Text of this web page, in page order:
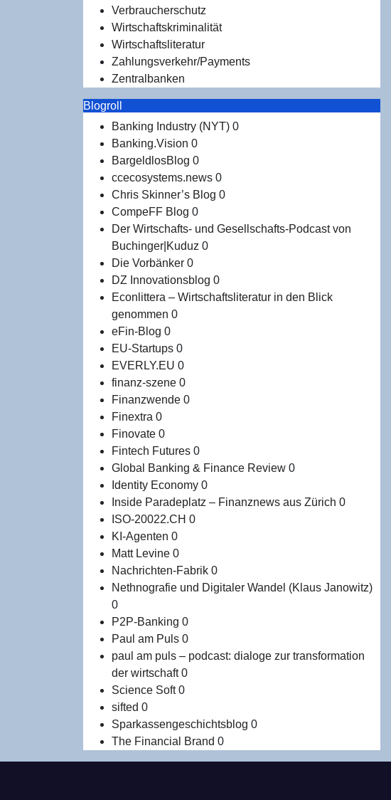
Verbraucherschutz
Wirtschaftskriminalität
Wirtschaftsliteratur
Zahlungsverkehr/Payments
Zentralbanken
Blogroll
Banking Industry (NYT) 0
Banking.Vision 0
BargeldlosBlog 0
ccecosystems.news 0
Chris Skinner’s Blog 0
CompeFF Blog 0
Der Wirtschafts- und Gesellschafts-Podcast von
Buchinger|Kuduz 0
Die Vorbänker 0
DZ Innovationsblog 0
Econlittera – Wirtschaftsliteratur in den Blick
genommen 0
eFin-Blog 0
EU-Startups 0
EVERLY.EU 0
finanz-szene 0
Finanzwende 0
Finextra 0
Finovate 0
Fintech Futures 0
Global Banking & Finance Review 0
Identity Economy 0
Inside Paradeplatz – Finanznews aus Zürich 0
ISO-20022.CH 0
KI-Agenten 0
Matt Levine 0
Nachrichten-Fabrik 0
Nethnografie und Digitaler Wandel (Klaus Janowitz)
0
P2P-Banking 0
Paul am Puls 0
paul am puls – podcast: dialoge zur transformation
der wirtschaft0
Science Soft0
sifted 0
Sparkassengeschichtsblog 0
The Financial Brand 0